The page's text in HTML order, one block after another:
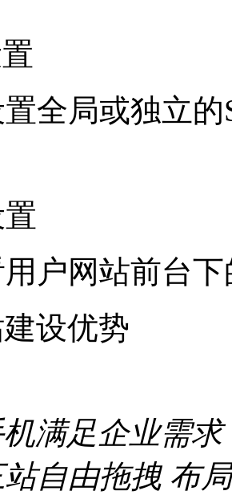
全局或独立
户网站前台
设优势
满足企业需求
站自由拖拽 布